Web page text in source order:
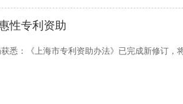
性专利资助
悉：《上海市专利资助办法》已完成新修订，